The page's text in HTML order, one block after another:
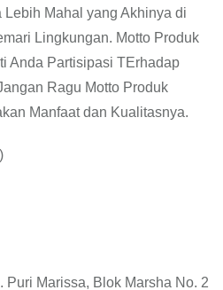
Lebih Mahal yang Akhinya di
Lingkungan. Motto Produk
Anda Partisipasi TErhadap
Ragu Motto Produk
Manfaat dan Kualitasnya.
Puri Marissa, Blok Marsha No. 2